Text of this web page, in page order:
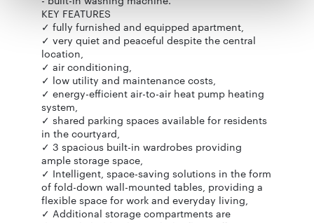
otrzymanymi od Ciebie lub uzyskanymi podczas
korzystania z ich usług.
KEY FEATURES
✓ fully furnished and equipped apartment,
✓ very quiet and peaceful despite the central
location,
✓ air conditioning,
✓ low utility and maintenance costs,
✓ energy-efficient air-to-air heat pump heating
system,
✓ shared parking spaces available for residents
in the courtyard,
✓ 3 spacious built-in wardrobes providing
ample storage space,
✓ Intelligent, space-saving solutions in the form
of fold-down wall-mounted tables, providing a
flexible space for work and everyday living,
✓ Additional storage compartments are